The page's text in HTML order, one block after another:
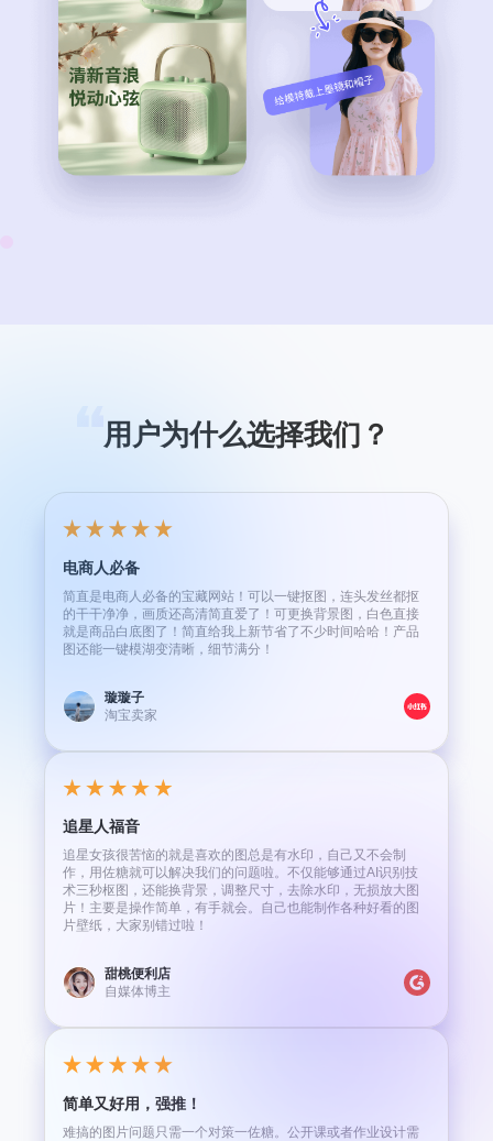
用户为什么选择我们？
电商人必备
简直是电商人必备的宝藏网站！可以一键抠图，连头发丝都抠
的干干净净，画质还高清简直爱了！可更换背景图，白色直接
就是商品白底图了！简直给我上新节省了不少时间哈哈！产品
图还能一键模湖变清晰，细节满分！
璇璇子
淘宝卖家
追星人福音
追星女孩很苦恼的就是喜欢的图总是有水印，自己又不会制
作，用佐糖就可以解决我们的问题啦。不仅能够通过AI识别技
术三秒枢图，还能换背景，调整尺寸，去除水印，无损放大图
片！主要是操作简单，有手就会。自己也能制作各种好看的图
片壁纸，大家别错过啦！
甜桃便利店
自媒体博主
简单又好用，强推！
难搞的图片问题只需一个对策一佐糖。公开课或者作业设计需